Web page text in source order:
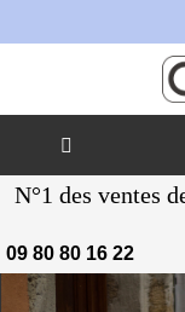
Allez
N°1 des ventes
09 80 80 16 22